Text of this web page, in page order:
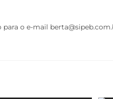
o e-mail